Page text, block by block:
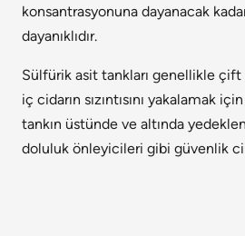
konsantrasyonuna dayanacak
dayanıklıdır.
Sülfürik asit tankları genellikle çift
iç cidarın sızıntısını yakalamak
tankın üstünde ve altında
doluluk önleyicileri gibi güvenlik